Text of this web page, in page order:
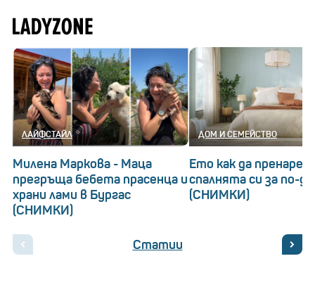
ЛАЙФСТАЙЛ
Милена Маркова - Маца
прегръща бебета прасенца и
храни лами в Бургас
(СНИМКИ)
ДОМ И СЕМЕЙСТВО
Ето как да
спалнята си за по-
(СНИМКИ)
Статии